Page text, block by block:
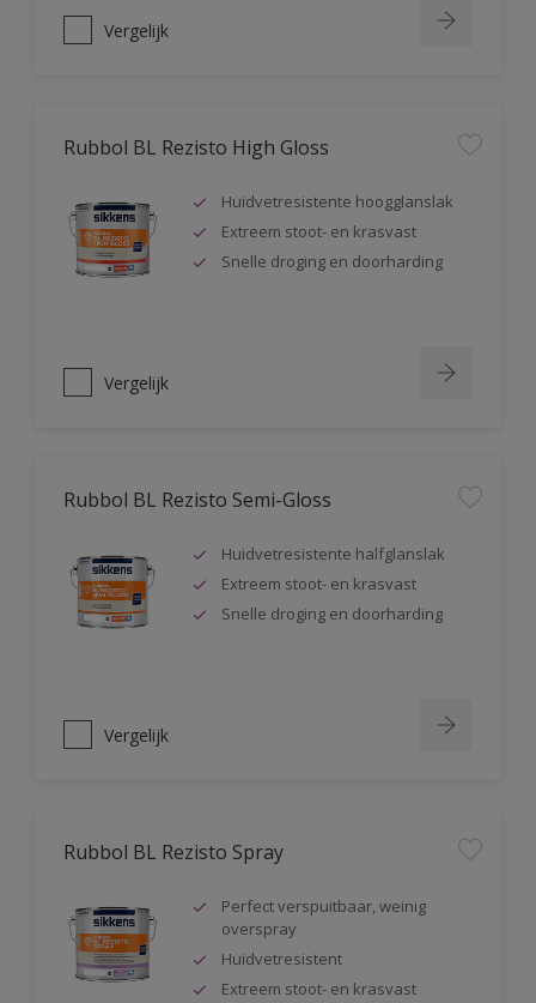
Vergelijk
Rubbol BL Rezisto High Gloss
Huidvetresistente hoogglanslak
Extreem stoot- en krasvast
Snelle droging en doorharding
Vergelijk
Rubbol BL Rezisto Semi-Gloss
Huidvetresistente halfglanslak
Extreem stoot- en krasvast
Snelle droging en doorharding
Vergelijk
Rubbol BL Rezisto Spray
Perfect verspuitbaar, weinig
overspray
Huidvetresistent
Extreem stoot- en krasvast